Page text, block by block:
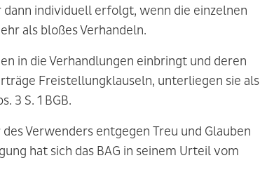
individuell erfolgt, wenn die einzelnen
als bloßes Verhandeln.
in die Verhandlungen einbringt und deren
Freistellungklauseln, unterliegen sie als
3 S. 1 BGB.
Verwenders entgegen Treu und Glauben
hat sich das BAG in seinem Urteil vom